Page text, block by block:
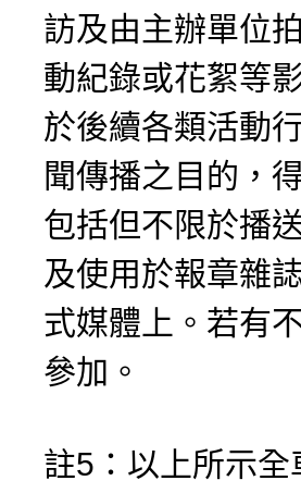
訪及由主辦單位
動紀錄或花絮等
於後續各類活動
聞傳播之目的，
包括但不限於播
及使用於報章雜
式媒體上。若有
參加。
註5：以上所示